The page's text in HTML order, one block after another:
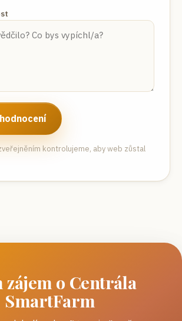
kontrolujeme, aby web zůstal
zájem o Centrála
SmartFarm